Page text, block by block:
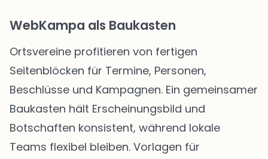
WebKampa als Baukasten
Ortsvereine profitieren von fertigen
Seitenblöcken für Termine, Personen,
Beschlüsse und Kampagnen. Ein gemeinsamer
Baukasten hält Erscheinungsbild und
Botschaften konsistent, während lokale
Teams flexibel bleiben. Vorlagen für